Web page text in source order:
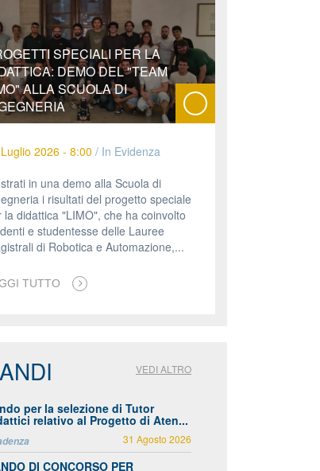
SPECIALI PER LA
DEMO DEL "TEAM
ALLA SCUOLA DI
2026 - 8:00 / In Evidenza
in una demo alla Scuola di
i risultati del progetto speciale
la didattica "LIMO", che ha coinvolto
e studentesse delle Lauree
di Robotica e Automazione,...
TUTTO
VEDI ALTRO
per la selezione di Tutor
relativo al Progetto di Aten...
31 Agosto 2026
DI CONCORSO PER